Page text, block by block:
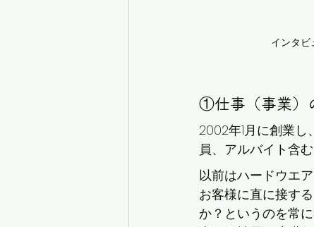
インタビ
①仕事（事業）
2002年1月に創業
員、アルバイト含む
以前はハードウエ
お客様に直に接す
か？というのを常